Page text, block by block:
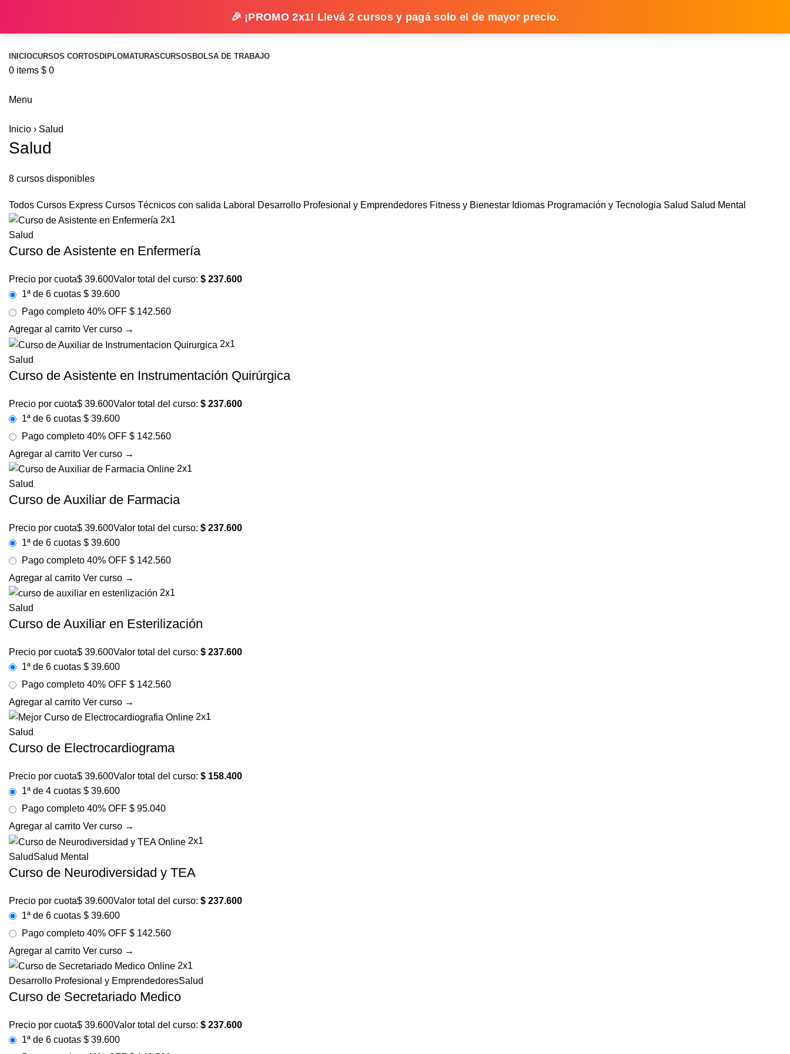
🎉 ¡PROMO 2x1! Llevá 2 cursos y pagá solo el de mayor precio.
INICIOCURSOS CORTOS DIPLOMATURASCURSOS BOLSA DE TRABAJO
0 items $ 0
Menu
Inicio › Salud
Salud
8 cursos disponibles
Todos Cursos Express Cursos Técnicos con salida Laboral Desarrollo Profesional y Emprendedores Fitness y Bienestar Idiomas Programación y Tecnologia Salud Salud Mental
2x1
Salud
Curso de Asistente en Enfermería
Precio por cuota$ 39.600Valor total del curso: $ 237.600
1ª de 6 cuotas $ 39.600
Pago completo 40% OFF $ 142.560
Agregar al carrito Ver curso →
2x1
Salud
Curso de Asistente en Instrumentación Quirúrgica
Precio por cuota$ 39.600Valor total del curso: $ 237.600
1ª de 6 cuotas $ 39.600
Pago completo 40% OFF $ 142.560
Agregar al carrito Ver curso →
2x1
Salud
Curso de Auxiliar de Farmacia
Precio por cuota$ 39.600Valor total del curso: $ 237.600
1ª de 6 cuotas $ 39.600
Pago completo 40% OFF $ 142.560
Agregar al carrito Ver curso →
2x1
Salud
Curso de Auxiliar en Esterilización
Precio por cuota$ 39.600Valor total del curso: $ 237.600
1ª de 6 cuotas $ 39.600
Pago completo 40% OFF $ 142.560
Agregar al carrito Ver curso →
2x1
Salud
Curso de Electrocardiograma
Precio por cuota$ 39.600Valor total del curso: $ 158.400
1ª de 4 cuotas $ 39.600
Pago completo 40% OFF $ 95.040
Agregar al carrito Ver curso →
2x1
SaludSalud Mental
Curso de Neurodiversidad y TEA
Precio por cuota$ 39.600Valor total del curso: $ 237.600
1ª de 6 cuotas $ 39.600
Pago completo 40% OFF $ 142.560
Agregar al carrito Ver curso →
2x1
Desarrollo Profesional y EmprendedoresSalud
Curso de Secretariado Medico
Precio por cuota$ 39.600Valor total del curso: $ 237.600
1ª de 6 cuotas $ 39.600